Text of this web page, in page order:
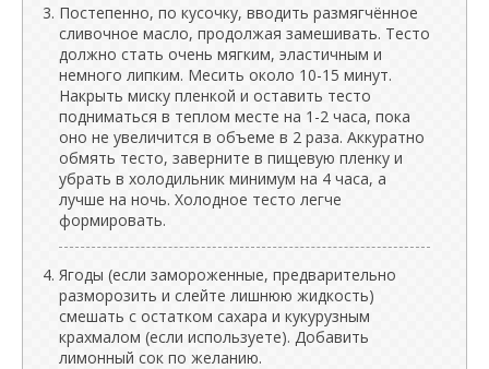
Постепенно, по кусочку, вводить размягчённое
сливочное масло, продолжая замешивать. Тесто
должно стать очень мягким, эластичным и
немного липким. Месить около 10-15 минут.
Накрыть миску пленкой и оставить тесто
подниматься в теплом месте на 1-2 часа, пока
оно не увеличится в объеме в 2 раза. Аккуратно
обмять тесто, заверните в пищевую пленку и
убрать в холодильник минимум на 4 часа, а
лучше на ночь. Холодное тесто легче
формировать.
Ягоды (если замороженные, предварительно
разморозить и слейте лишнюю жидкость)
смешать с остатком сахара и кукурузным
крахмалом (если используете). Добавить
лимонный сок по желанию.